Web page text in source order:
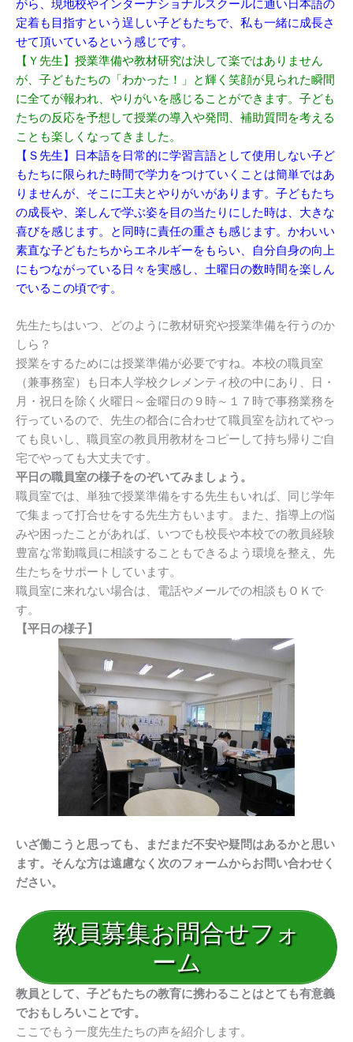
がら、現地校やインターナショナルスクールに通い日本語の
定着も目指すという逞しい子どもたちで、私も一緒に成長さ
せて頂いているという感じです。
【Ｙ先生】授業準備や教材研究は決して楽ではありません
が、子どもたちの「わかった！」と輝く笑顔が見られた瞬間
に全てが報われ、やりがいを感じることができます。子ども
たちの反応を予想して授業の導入や発問、補助質問を考える
ことも楽しくなってきました。
【Ｓ先生】日本語を日常的に学習言語として使用しない子ど
もたちに限られた時間で学力をつけていくことは簡単ではあ
りませんが、そこに工夫とやりがいがあります。子どもたち
の成長や、楽しんで学ぶ姿を目の当たりにした時は、大きな
喜びを感じます。と同時に責任の重さも感じます。かわいい
素直な子どもたちからエネルギーをもらい、自分自身の向上
にもつながっている日々を実感し、土曜日の数時間を楽しん
でいるこの頃です。
先生たちはいつ、どのように教材研究や授業準備を行うのか
しら？
授業をするためには授業準備が必要ですね。本校の職員室
（兼事務室）も日本人学校クレメンティ校の中にあり、日・
月・祝日を除く火曜日～金曜日の９時～１７時で事務業務を
行っているので、先生の都合に合わせて職員室を訪れてやっ
ても良いし、職員室の教員用教材をコピーして持ち帰りご自
宅でやっても大丈夫です。
平日の職員室の様子をのぞいてみましょう。
職員室では、単独で授業準備をする先生もいれば、同じ学年
で集まって打合せをする先生方もいます。また、指導上の悩
みや困ったことがあれば、いつでも校長や本校での教員経験
豊富な常勤職員に相談することもできるよう環境を整え、先
生たちをサポートしています。
職員室に来れない場合は、電話やメールでの相談もＯＫで
す。
【平日の様子】
いざ働こうと思っても、まだまだ不安や疑問はあるかと思い
ます。そんな方は遠慮なく次のフォームからお問い合わせく
ださい。
教員募集お問合せフォ
ーム
教員として、子どもたちの教育に携わることはとても有意義
でおもしろいことです。
ここでもう一度先生たちの声を紹介します。